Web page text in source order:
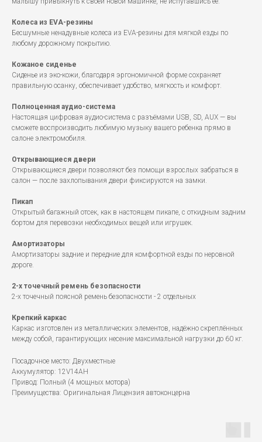
Колеса из EVA-резины
Бесшумные ненадувные колеса из EVA-резины для мягкой езды по
любому дорожному покрытию.
Кожаное сиденье
Сиденье из эко-кожи, благодаря эргономичной форме сохраняет
правильную осанку, обеспечивает удобство, мягкость и комфорт.
Полноценная аудио-система
Настоящая цифровая аудио-система с разъёмами USB, SD, AUX — вы
сможете воспроизводить любимую музыку вашего ребенка прямо в
салоне электромобиля.
Открывающиеся двери
Открывающиеся двери позволяют без помощи взрослых забраться в
салон — после захлопывания двери фиксируются на замки.
Пикап
Открытый багажный отсек, как в настоящем пикапе, с откидным задним
бортом для перевозки необходимых вещей или игрушек.
Амортизаторы
Амортизаторы задние и передние для комфортной езды по неровной
дороге.
2-х точечный ремень безопасности
2-х точечный поясной ремень безопасности - 2 отдельных
Крепкий каркас
Каркас изготовлен из металлических элементов, надёжно скреплённых
между собой, гарантирующих несение максимальной нагрузки до 60 кг.
Посадочное место: Двухместные
Аккумулятор: 12V14AH
Привод: Полный (4 мощных мотора)
Преимущества: Оригинальная Лицензия автоконцерна